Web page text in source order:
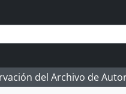
del Archivo de